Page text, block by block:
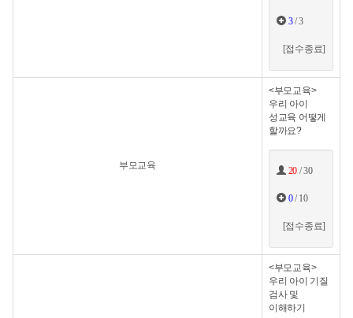
3/ 3
[접수종료]
부모교육
<부모교육>
우리 아이
성교육 어떻게
할까요?
20/ 30
0/ 10
[접수종료]
<부모교육>
우리 아이 기질
검사 및
이해하기